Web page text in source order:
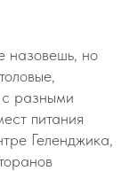
назовешь, но
разными
питания
Геленджика,